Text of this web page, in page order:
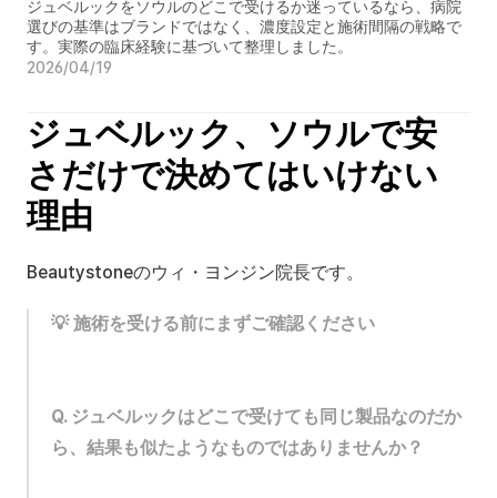
ジュベルックをソウルのどこで受けるか迷っているなら、病院
選びの基準はブランドではなく、濃度設定と施術間隔の戦略で
す。実際の臨床経験に基づいて整理しました。
2026/04/19
ジュベルック、ソウルで安
さだけで決めてはいけない
理由
Beautystoneのウィ・ヨンジン院長です。
💡 施術を受ける前にまずご確認ください
Q. ジュベルックはどこで受けても同じ製品なのだか
ら、結果も似たようなものではありませんか？